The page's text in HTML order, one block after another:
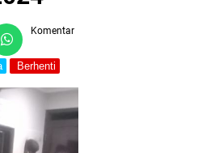
Komentar
Berhenti